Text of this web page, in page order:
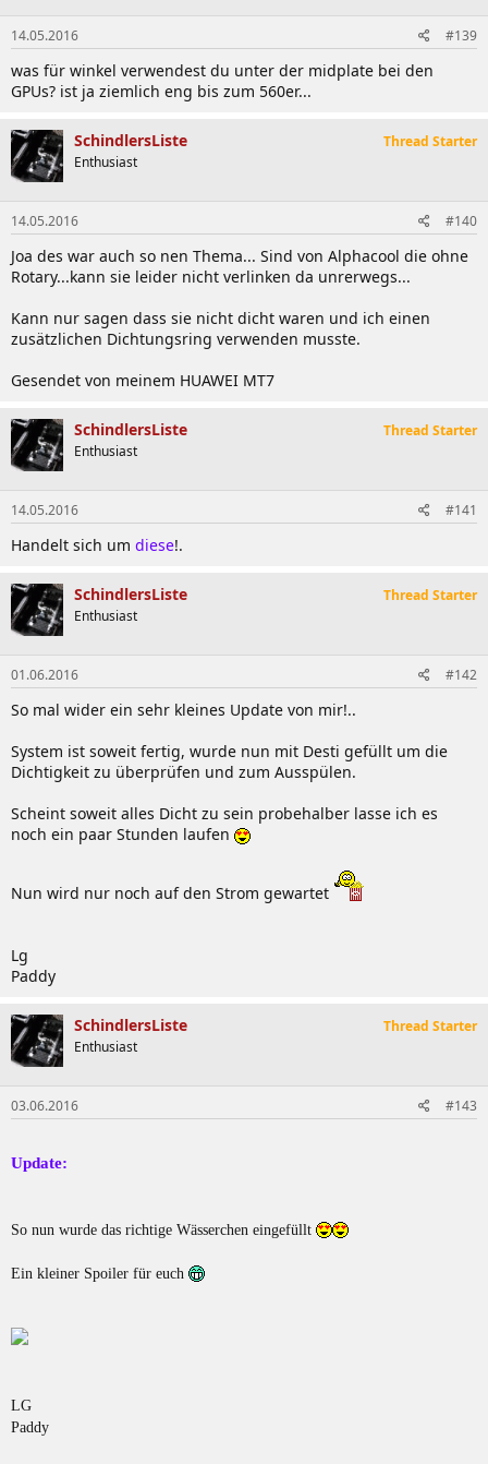
14.05.2016 #139
was für winkel verwendest du unter der midplate bei den
GPUs? ist ja ziemlich eng bis zum 560er...
SchindlersListe
Enthusiast
Thread Starter
14.05.2016 #140
Joa des war auch so nen Thema... Sind von Alphacool die ohne
Rotary...kann sie leider nicht verlinken da unrerwegs...
Kann nur sagen dass sie nicht dicht waren und ich einen
zusätzlichen Dichtungsring verwenden musste.
Gesendet von meinem HUAWEI MT7
SchindlersListe
Enthusiast
Thread Starter
14.05.2016 #141
Handelt sich um diese!.
SchindlersListe
Enthusiast
Thread Starter
01.06.2016 #142
So mal wider ein sehr kleines Update von mir!..
System ist soweit fertig, wurde nun mit Desti gefüllt um die
Dichtigkeit zu überprüfen und zum Ausspülen.
Scheint soweit alles Dicht zu sein probehalber lasse ich es
noch ein paar Stunden laufen
Nun wird nur noch auf den Strom gewartet
Lg
Paddy
SchindlersListe
Enthusiast
Thread Starter
03.06.2016 #143
Update:
So nun wurde das richtige Wässerchen eingefüllt
Ein kleiner Spoiler für euch
LG
Paddy